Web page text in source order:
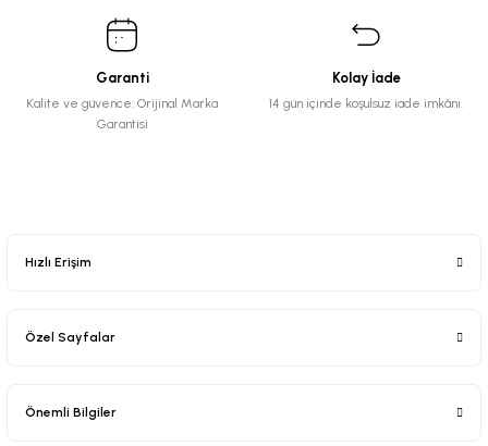
Garanti
Kalite ve güvence: Orijinal Marka
Garantisi
Kolay İade
14 gün içinde koşulsuz iade imkânı.
Hızlı Erişim
Özel Sayfalar
Önemli Bilgiler